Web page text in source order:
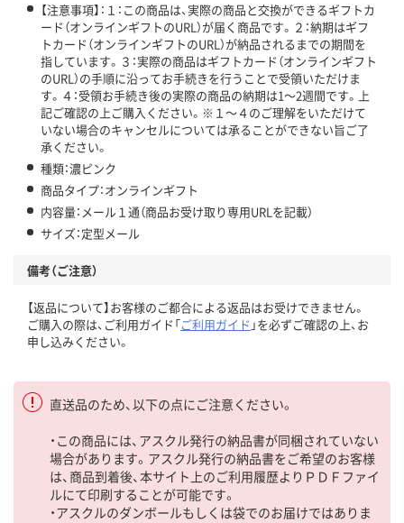
【注意事項】：１：この商品は、実際の商品と交換ができるギフトカ
ード（オンラインギフトのURL）が届く商品です。２：納期はギフ
トカード（オンラインギフトのURL）が納品されるまでの期間を
指しています。３：実際の商品はギフトカード（オンラインギフト
のURL）の手順に沿ってお手続きを行うことで受領いただけま
す。４：受領お手続き後の実際の商品の納期は1～2週間です。上
記ご確認の上ご購入ください。※１～４のご理解をいただけて
いない場合のキャンセルについては承ることができない旨ご了
承ください。
種類：濃ピンク
商品タイプ：オンラインギフト
内容量：メール１通（商品お受け取り専用URLを記載）
サイズ：定型メール
備考（ご注意）
【返品について】お客様のご都合による返品はお受けできません。
ご購入の際は、ご利用ガイド「ご利用ガイド 」を必ずご確認の上、お
申し込みください。
直送品のため、以下の点にご注意ください。
・この商品には、アスクル発行の納品書が同梱されていない
場合があります。アスクル発行の納品書をご希望のお客様
は、商品到着後、本サイト上のご利用履歴よりＰＤＦファイ
ルにて印刷することが可能です。
・アスクルのダンボールもしくは袋でのお届けではありま